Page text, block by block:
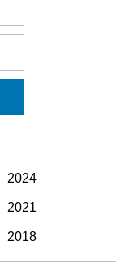
2024
2021
2018
2015